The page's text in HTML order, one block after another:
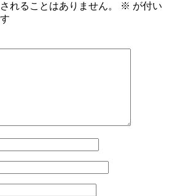
れることはありません。 ※ が付い